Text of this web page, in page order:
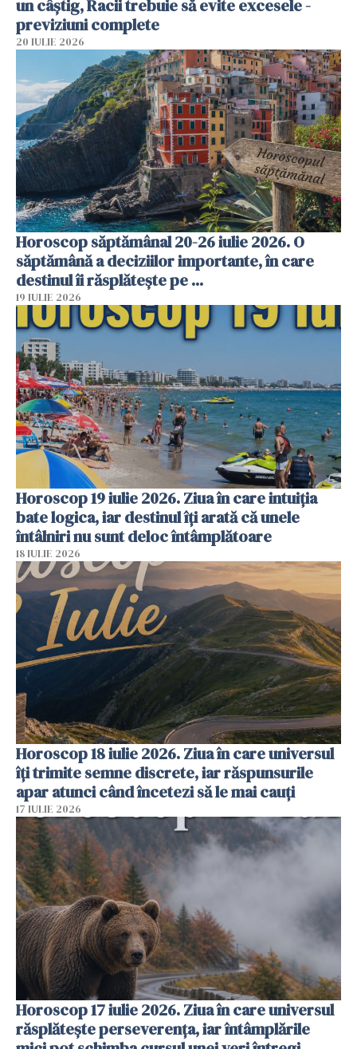
un câștig, Racii trebuie să evite excesele -
previziuni complete
20 IULIE 2026
Horoscop săptămânal 20-26 iulie 2026. O
săptămână a deciziilor importante, în care
destinul îi răsplătește pe ...
19 IULIE 2026
Horoscop 19 iulie 2026. Ziua în care intuiția
bate logica, iar destinul îți arată că unele
întâlniri nu sunt deloc întâmplătoare
18 IULIE 2026
Horoscop 18 iulie 2026. Ziua în care universul
îți trimite semne discrete, iar răspunsurile
apar atunci când încetezi să le mai cauți
17 IULIE 2026
Horoscop 17 iulie 2026. Ziua în care universul
răsplătește perseverența, iar întâmplările